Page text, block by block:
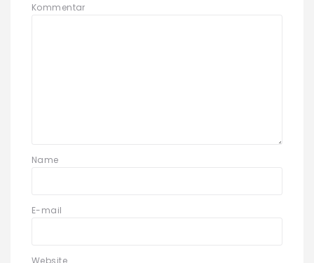
Kommentar
Name
E-mail
Website